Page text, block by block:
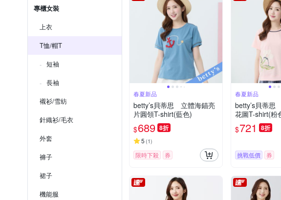
專櫃女裝
上衣
T恤/帽T
短袖
長袖
襯衫/雪紡
針織衫/毛衣
外套
褲子
裙子
機能服
春夏新品
betty’s貝蒂思 立體海錨亮
片圓領T-shirt(藍色)
$689 8折
5 (1)
限時下殺 券
春夏新品
betty’s貝蒂
花圖T-shirt(粉
$721 8折
挑戰低價 券